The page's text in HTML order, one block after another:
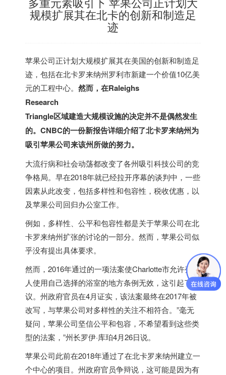
规模扩展其在北卡的创新和制造足
迹
苹果公司正计划大规模扩展其在美国的创新和制造足
迹，包括在北卡罗来纳州罗利市新建一个价值10亿美
元的工程中心。 然而，在Raleighs
Research
Triangle区域建造大规模设施的决定并不是偶然发生
的。CNBC的一份新报告详细介绍了北卡罗来纳州为
吸引苹果公司来该州所做的努力。
大流行病和社会动荡都改变了各州吸引科技公司的竞
争格局。早在2018年就已经拉开序幕的谈判中，一些
因素从此改变，包括多样性和包容性，税收优惠，以
及苹果公司回归办公室工作。
例如，多样性、公平和包容性都是关于苹果公司在北
卡罗来纳州扩张的讨论的一部分。然而，苹果公司似
乎没有提出具体要求。
然而，2016年通过的一项法案使Charlotte市允许变性
人使用自己选择的浴室的地方条例无效，这引起了争
议。州政府官员在4月证实，该法案最终在2017年被
改写，与苹果公司对多样性的关注不相符合。”毫无
疑问，苹果公司坚信公平和包容，不希望看到这些类
型的法案，”州长罗伊·库珀4月26日说。
苹果公司此前在2018年通过了在北卡罗来纳州建立一
个中心的项目。州政府官员争辩说，这可能是因为有